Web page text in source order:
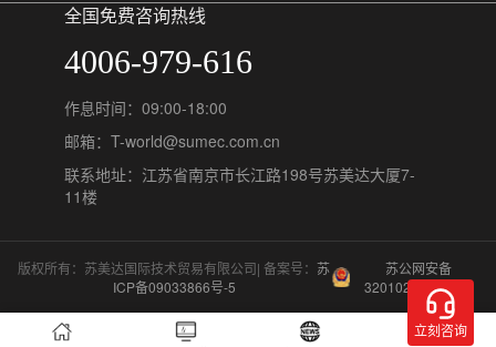
全国免费咨询热线
4006-979-616
作息时间：09:00-18:00
邮箱：T-world@sumec.com.cn
联系地址：江苏省南京市长江路198号苏美达大厦7-
11楼
版权所有：苏美达国际技术贸易有限公司| 备案号：苏
ICP备09033866号-5
苏公网安备
32010202011548